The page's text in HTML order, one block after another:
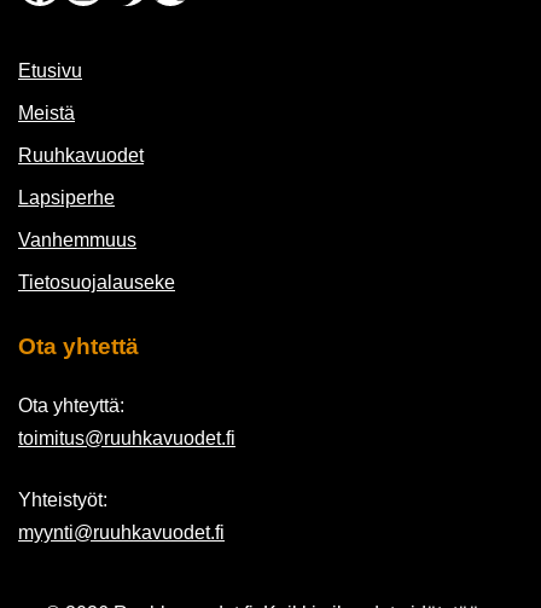
Etusivu
Meistä
Ruuhkavuodet
Lapsiperhe
Vanhemmuus
Tietosuojalauseke
Ota yhtettä
Ota yhteyttä:
toimitus@ruuhkavuodet.fi
Yhteistyöt:
myynti@ruuhkavuodet.fi